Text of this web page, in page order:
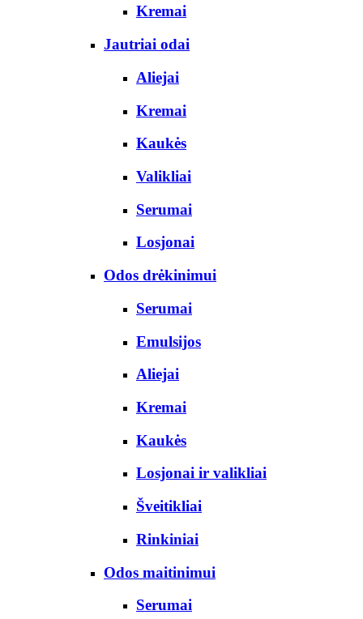
Kremai
Jautriai odai
Aliejai
Kremai
Kaukės
Valikliai
Serumai
Losjonai
Odos drėkinimui
Serumai
Emulsijos
Aliejai
Kremai
Kaukės
Losjonai ir valikliai
Šveitikliai
Rinkiniai
Odos maitinimui
Serumai